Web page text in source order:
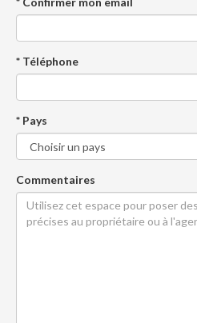
* Téléphone
* Pays
Commentaires